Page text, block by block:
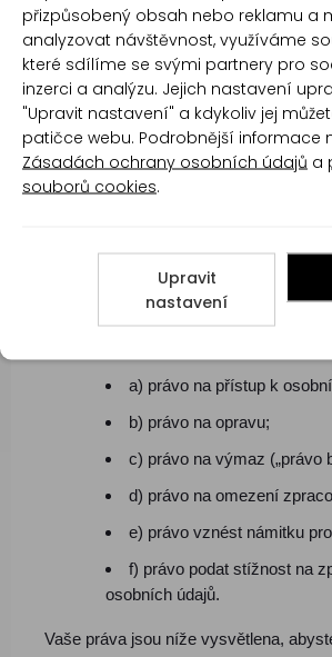
Vaše osobní údaje budeme
kterou Vám budeme poskytovat naše
či plnit vzájemnou smlouvu nebo po
plnění archivačních povinností podle
předpisů (zákon o účetnictví, zákon o
evidenci, zákon o dani z přidané
práce, zákon o zaměstnanosti, aj.)
osobních údajů
Ve vztahu k námi prováděnému
a) právo na přístup k
b) právo na opravu;
c) právo na výmaz („právo
d) právo na omezení
e) právo vznést námitku
f) právo podat stížnost na
osobních údajů.
Vaše práva jsou níže vysvětlena,
přizpůsobený obsah nebo reklamu a
analyzovat návštěvnost, využíváme
které sdílíme se svými partnery pro
inzerci a analýzu. Jejich nastavení
"Upravit nastavení" a kdykoliv jej
patičce webu. Podrobnější informace
Zásadách ochrany osobních údajů a
souborů cookies.
Upravit
nastavení